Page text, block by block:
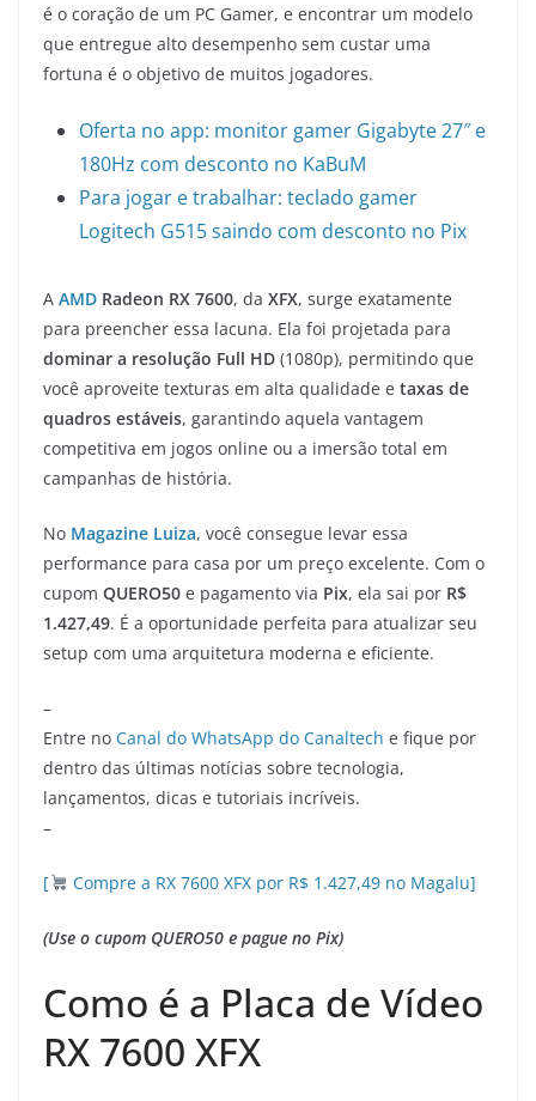
é o coração de um PC Gamer, e encontrar um modelo
que entregue alto desempenho sem custar uma
fortuna é o objetivo de muitos jogadores.
Oferta no app: monitor gamer Gigabyte 27″ e
180Hz com desconto no KaBuM
Para jogar e trabalhar: teclado gamer
Logitech G515 saindo com desconto no Pix
A AMD Radeon RX 7600, da XFX, surge exatamente
para preencher essa lacuna. Ela foi projetada para
dominar a resolução Full HD (1080p), permitindo que
você aproveite texturas em alta qualidade e taxas de
quadros estáveis, garantindo aquela vantagem
competitiva em jogos online ou a imersão total em
campanhas de história.
No Magazine Luiza, você consegue levar essa
performance para casa por um preço excelente. Com o
cupom QUERO50 e pagamento via Pix, ela sai por R$
1.427,49. É a oportunidade perfeita para atualizar seu
setup com uma arquitetura moderna e eficiente.
–
Entre no Canal do WhatsApp do Canaltech e fique por
dentro das últimas notícias sobre tecnologia,
lançamentos, dicas e tutoriais incríveis.
–
[ Compre a RX 7600 XFX por R$ 1.427,49 no Magalu]
(Use o cupom QUERO50 e pague no Pix)
Como é a Placa de Vídeo
RX 7600 XFX